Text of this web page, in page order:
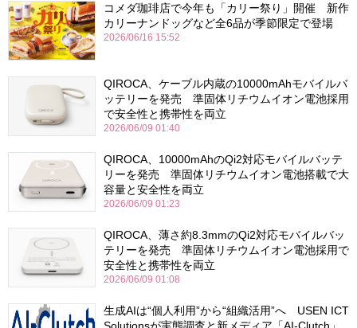
コメダ珈琲店で今年も「カリー祭り」開催 新作
カリーナンドッグなど全6品が季節限定で登場
2026/06/16 15:52
QIROCA、ケーブル内蔵の10000mAhモバイルバ
ッテリーを発売 準固体リチウムイオン電池採用
で安全性と携帯性を両立
2026/06/09 01:40
QIROCA、10000mAhのQi2対応モバイルバッテ
リーを発売 準固体リチウムイオン電池搭載で大
容量と安全性を両立
2026/06/09 01:23
QIROCA、薄さ約8.3mmのQi2対応モバイルバッ
テリーを発売 準固体リチウムイオン電池採用で
安全性と携帯性を両立
2026/06/09 01:08
生成AIは“個人利用”から“組織活用”へ USEN ICT